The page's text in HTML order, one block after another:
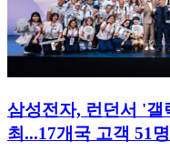
삼성전자, 런던서 '갤
최...17개국 고객 51